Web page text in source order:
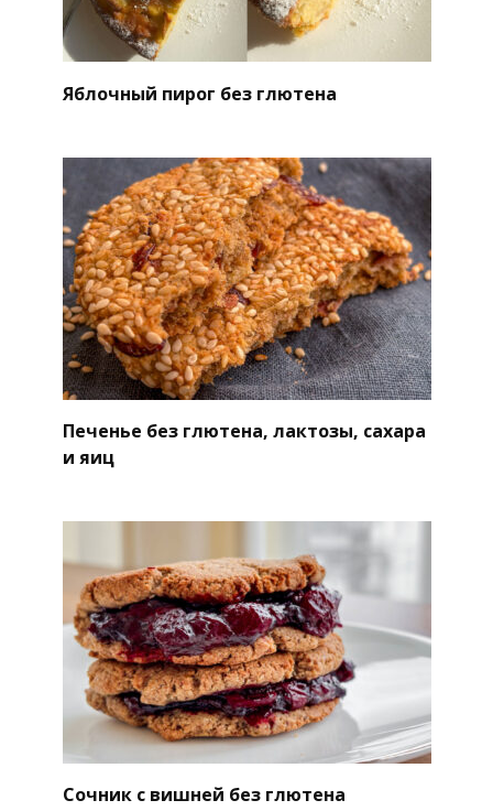
Яблочный пирог без глютена
Печенье без глютена, лактозы, сахара
и яиц
Сочник с вишней без глютена